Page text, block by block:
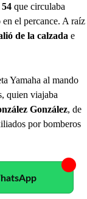
que circulaba
el percance. A raíz
de la calzada e
Yamaha al mando
quien viajaba
González, de
por bomberos